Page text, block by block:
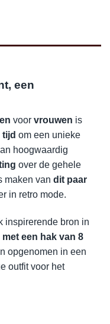
een
voor vrouwen is
om een unieke
hoogwaardig
over de gehele
maken van dit paar
in retro mode.
inspirerende bron in
met een hak van 8
opgenomen in een
outfit voor het